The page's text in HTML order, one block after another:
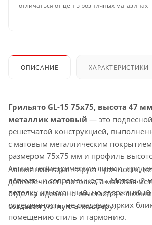
отличаться от цен в розничных магазинах
ОПИСАНИЕ ХАРАКТЕРИСТИКИ
Грильято GL-15 75x75, высота 47
металлик матовый — это
решетчатой конструкцией,
с матовым металлическим
размером 75x75 мм и профиль
чёткие геометрические линии,
лёгкость и современность. Матовый
потолку изысканный, но сдержанный
освещенность, не создавая ярких
помещению стиль и гармонию.
Алюминий гарантирует прочность,
долговечность потолка, а матовая
отделка идеально сочетается с
создавая уютную атмосферу.